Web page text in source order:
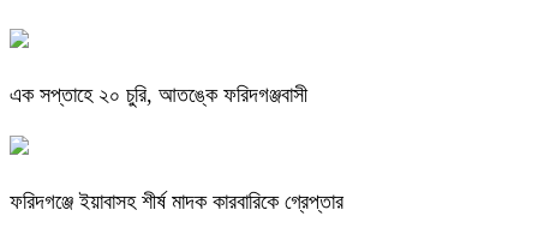
এক সপ্তাহে ২০ চুরি, আতঙ্কে ফরিদগঞ্জবাসী
ফরিদগঞ্জে ইয়াবাসহ শীর্ষ মাদক কারবারিকে গ্রেপ্তার